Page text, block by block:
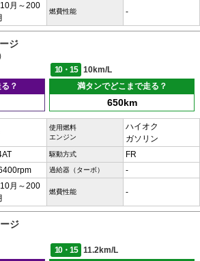
月～200
燃費性能 -
ジ
10・15
10km/L
？
満タンでどこまで走る？
650km
使用燃料
エンジン
ハイオク
ガソリン
駆動方式 FR
過給器（ターボ） -
月～200
燃費性能 -
ジ
10・15 11.2km/L